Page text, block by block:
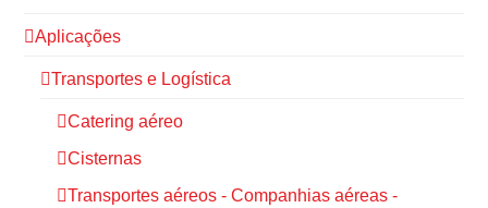
Aplicações
Transportes e Logística
Catering aéreo
Cisternas
Transportes aéreos - Companhias aéreas -